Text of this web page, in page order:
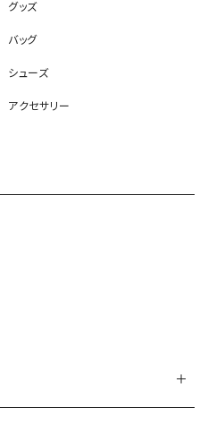
グッズ
バッグ
シューズ
アクセサリー